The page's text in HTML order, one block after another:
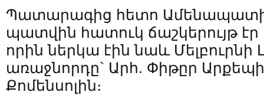
Պատարագից հետո
պատվին հատուկ ճաշկերույթ
որին ներկա էին նաև Մելբուրնի
առաջնորդը` Արհ. Փիթըր
Քոմենսոլին։